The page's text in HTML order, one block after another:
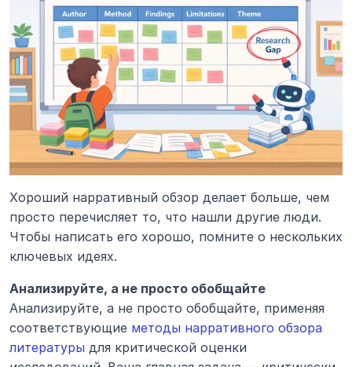
Хороший нарративный обзор делает больше, чем
просто перечисляет то, что нашли другие люди.
Чтобы написать его хорошо, помните о нескольких
ключевых идеях.
Анализируйте, а не просто обобщайте
Анализируйте, а не просто обобщайте, применяя
соответствующие методы нарративного обзора
литературы для критической оценки